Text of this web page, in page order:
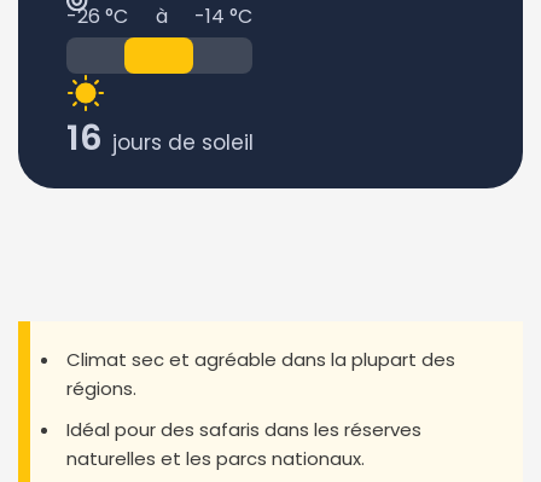
-26 °C
à -14 °C
16 jours de soleil
Climat sec et agréable dans la plupart des
régions.
Idéal pour des safaris dans les réserves
naturelles et les parcs nationaux.